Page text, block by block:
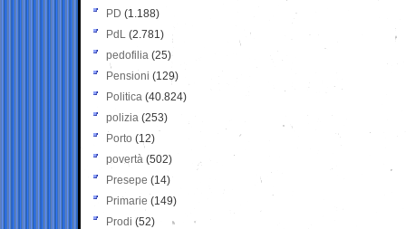
PD (1.188)
PdL (2.781)
pedofilia (25)
Pensioni (129)
Politica (40.824)
polizia (253)
Porto (12)
povertà (502)
Presepe (14)
Primarie (149)
Prodi (52)